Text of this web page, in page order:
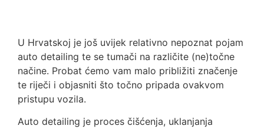
U Hrvatskoj je još uvijek relativno nepoznat pojam
auto detailing te se tumači na različite (ne)točne
načine. Probat ćemo vam malo približiti značenje
te riječi i objasniti što točno pripada ovakvom
pristupu vozila.
Auto detailing je proces čišćenja, uklanjanja